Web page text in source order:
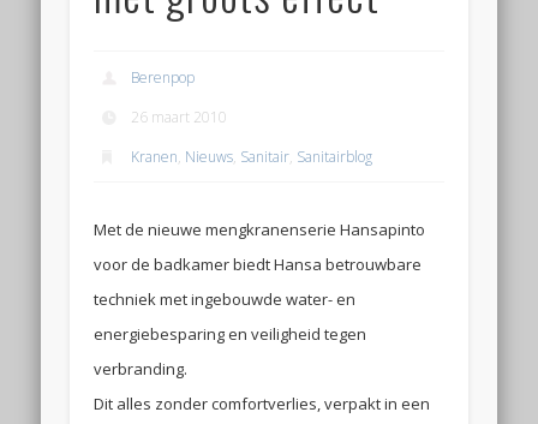
Berenpop
26 maart 2010
Kranen, Nieuws, Sanitair, Sanitairblog
Met de nieuwe mengkranenserie Hansapinto
voor de badkamer biedt Hansa betrouwbare
techniek met ingebouwde water- en
energiebesparing en veiligheid tegen
verbranding.
Dit alles zonder comfortverlies, verpakt in een